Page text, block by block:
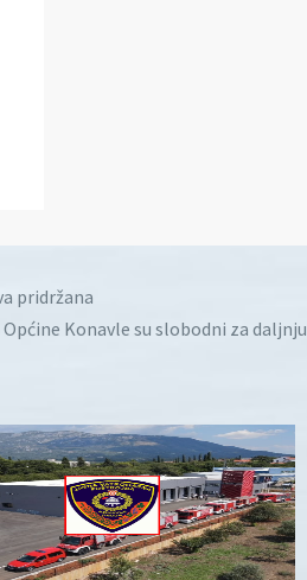
pridržana
Konavle su slobodni za daljnju